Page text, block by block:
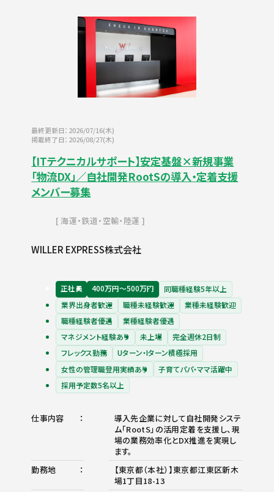
最終更新日：2026/07/16(木)
掲載終了日：2026/08/27(木)
【ITテクニカルサポート】安定基盤×新規事業
「物流DX」／自社開発RootSの導入・定着支援
メンバー募集
海運・鉄道・空輸・陸運
WILLER EXPRESS株式会社
正社員 400万円〜500万円
同職種経験5年以上
業界出身者歓迎
職種未経験歓迎
業種未経験歓迎
職種経験者優遇
業種経験者優遇
マネジメント経験あり
未上場
完全週休2日制
フレックス勤務
Uターン・Iターン積極採用
女性の管理職登用実績あり
子育てパパ・ママ活躍中
採用予定数5名以上
仕事内容
導入先企業に対して自社開発システ
ム「RootS」の活用定着を支援し、現
場の業務効率化とDX推進を実現し
ます。
勤務地
【東京都（本社）】東京都江東区新木
場1丁目18-13